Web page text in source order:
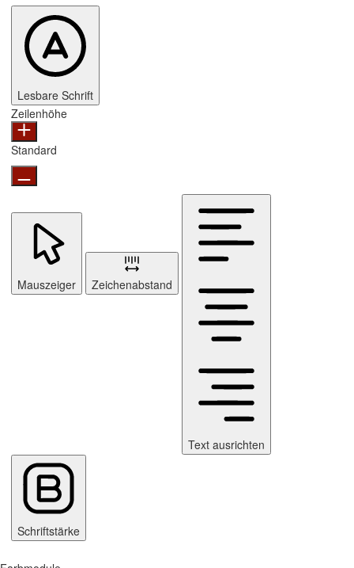
Lesbare Schrift
Zeilenhöhe
Standard
Mauszeiger Zeichenabstand
Text ausrichten
Schriftstärke